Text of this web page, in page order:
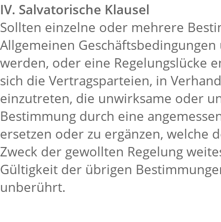
IV. Salvatorische Klausel
Sollten einzelne oder mehrere
Allgemeinen
werden, oder eine Regelungslücke
sich die Vertragsparteien, in
einzutreten, die unwirksame oder
Bestimmung durch eine
ersetzen oder zu ergänzen, welche
Zweck der gewollten Regelung
Gültigkeit der übrigen
unberührt.